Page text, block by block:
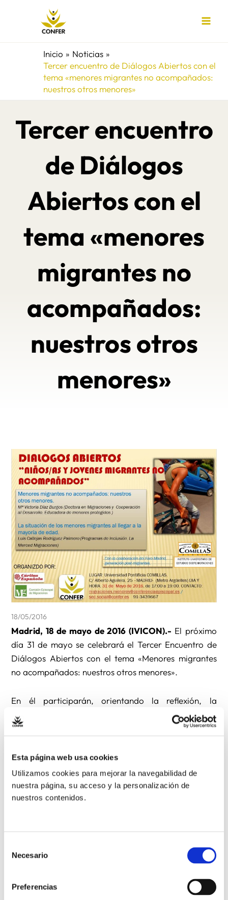
Esta página web usa cookies
Utilizamos cookies para mejorar la navegabilidad de
nuestra página, su acceso y la personalización de
nuestros contenidos.
Necesario
Preferencias
Inicio
Noticias
Tercer encuentro de Diálogos Abiertos con el
tema «menores migrantes no acompañados:
nuestros otros menores»
Tercer encuentro
de Diálogos
Abiertos con el
tema «menores
migrantes no
acompañados:
nuestros otros
menores»
18/05/2016
Madrid, 18 de mayo de 2016 (IVICON).- El próximo
día 31 de mayo se celebrará el Tercer Encuentro de
Diálogos Abiertos con el tema «Menores migrantes
no acompañados: nuestros otros menores».
En él participarán, orientando la reflexión, la
educadora de menores protegidos Maria Victoria
Díaz Burgos y Luis Callejas Rodríguez-Palmero, de
La entrada es libre y gratuita y, con el fin de facilitar
organización se sugiere confirmar asistencia en
alguno de los correos que se indican en el programa